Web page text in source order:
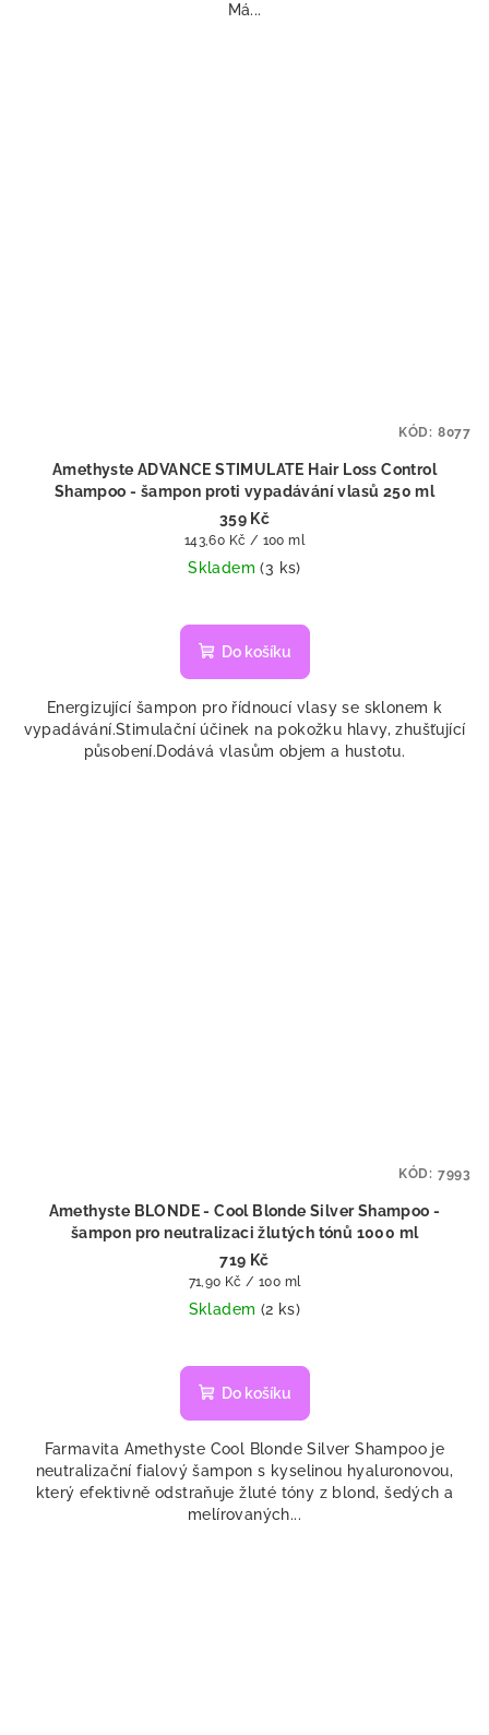
Má...
Amethyste ADVANCE STIMULATE Hair Loss Control
Shampoo - šampon proti vypadávání vlasů 250 ml
359 Kč
Měrná
cena:
143,60 Kč / 100 ml
Skladem(3 ks)
Do košíku
Energizující šampon pro řídnoucí vlasy se sklonem k
vypadávání.Stimulační účinek na pokožku hlavy, zhušťující
působení.Dodává vlasům objem a hustotu.
KÓD: 8077
Amethyste BLONDE - Cool Blonde Silver Shampoo -
šampon pro neutralizaci žlutých tónů 1000 ml
719 Kč
Měrná
cena:
71,90 Kč / 100 ml
Skladem (2 ks)
Do košíku
Farmavita Amethyste Cool Blonde Silver Shampoo je
neutralizační fialový šampon s kyselinou hyaluronovou,
který efektivně odstraňuje žluté tóny z blond, šedých a
melírovaných...
KÓD: 7993